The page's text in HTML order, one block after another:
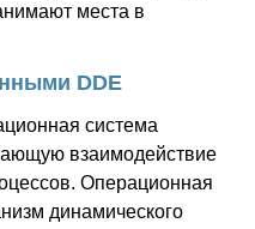
места в
DDE
система
взаимодействие
Операционная
динамического